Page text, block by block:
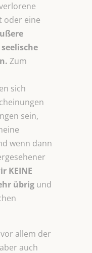
oder eine
Zum
sich
sein,
wenn dann
KEINE
übrig und
allem der
auch